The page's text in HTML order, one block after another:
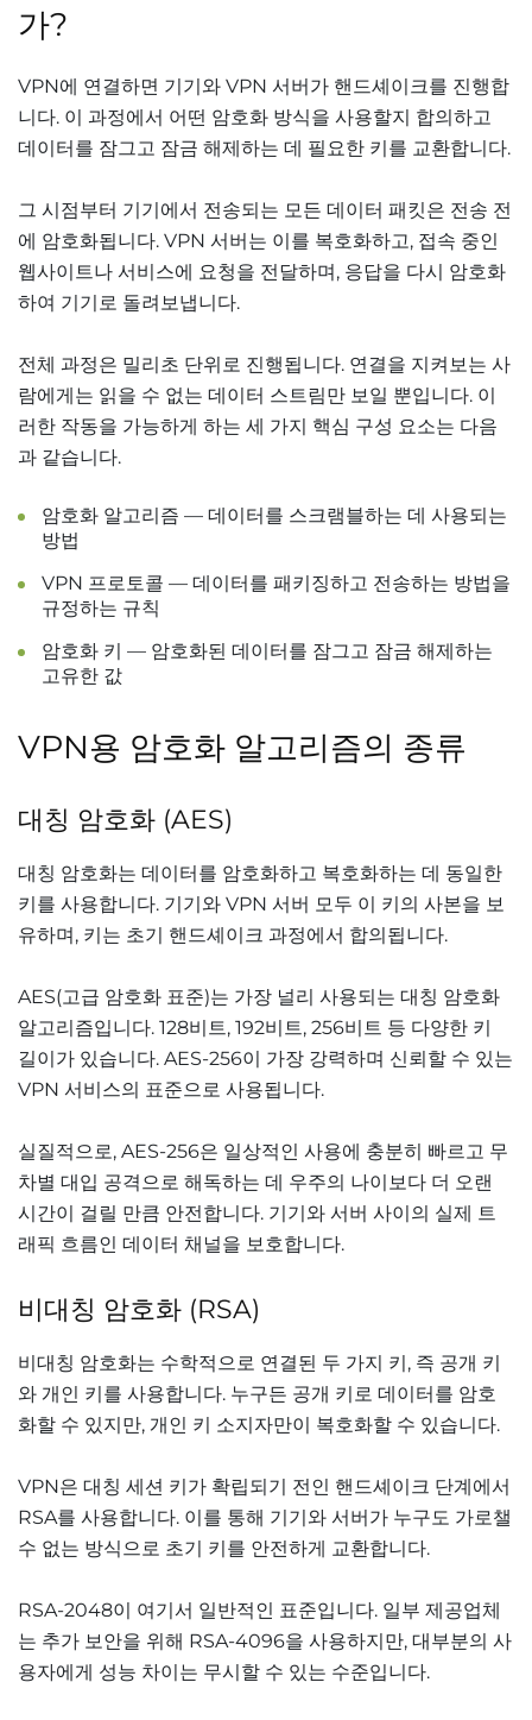
가?
VPN에 연결하면 기기와 VPN 서버가 핸드셰이크를 진행합
니다. 이 과정에서 어떤 암호화 방식을 사용할지 합의하고
데이터를 잠그고 잠금 해제하는 데 필요한 키를 교환합니다.
그 시점부터 기기에서 전송되는 모든 데이터 패킷은 전송 전
에 암호화됩니다. VPN 서버는 이를 복호화하고, 접속 중인
웹사이트나 서비스에 요청을 전달하며, 응답을 다시 암호화
하여 기기로 돌려보냅니다.
전체 과정은 밀리초 단위로 진행됩니다. 연결을 지켜보는 사
람에게는 읽을 수 없는 데이터 스트림만 보일 뿐입니다. 이
러한 작동을 가능하게 하는 세 가지 핵심 구성 요소는 다음
과 같습니다.
암호화 알고리즘 — 데이터를 스크램블하는 데 사용되는
방법
VPN 프로토콜 — 데이터를 패키징하고 전송하는 방법을
규정하는 규칙
암호화 키 — 암호화된 데이터를 잠그고 잠금 해제하는
고유한 값
VPN용 암호화 알고리즘의 종류
대칭 암호화 (AES)
대칭 암호화는 데이터를 암호화하고 복호화하는 데 동일한
키를 사용합니다. 기기와 VPN 서버 모두 이 키의 사본을 보
유하며, 키는 초기 핸드셰이크 과정에서 합의됩니다.
AES(고급 암호화 표준)는 가장 널리 사용되는 대칭 암호화
알고리즘입니다. 128비트, 192비트, 256비트 등 다양한 키
길이가 있습니다. AES-256이 가장 강력하며 신뢰할 수 있는
VPN 서비스의 표준으로 사용됩니다.
실질적으로, AES-256은 일상적인 사용에 충분히 빠르고 무
차별 대입 공격으로 해독하는 데 우주의 나이보다 더 오랜
시간이 걸릴 만큼 안전합니다. 기기와 서버 사이의 실제 트
래픽 흐름인 데이터 채널을 보호합니다.
비대칭 암호화 (RSA)
비대칭 암호화는 수학적으로 연결된 두 가지 키, 즉 공개 키
와 개인 키를 사용합니다. 누구든 공개 키로 데이터를 암호
화할 수 있지만, 개인 키 소지자만이 복호화할 수 있습니다.
VPN은 대칭 세션 키가 확립되기 전인 핸드셰이크 단계에서
RSA를 사용합니다. 이를 통해 기기와 서버가 누구도 가로챌
수 없는 방식으로 초기 키를 안전하게 교환합니다.
RSA-2048이 여기서 일반적인 표준입니다. 일부 제공업체
는 추가 보안을 위해 RSA-4096을 사용하지만, 대부분의 사
용자에게 성능 차이는 무시할 수 있는 수준입니다.